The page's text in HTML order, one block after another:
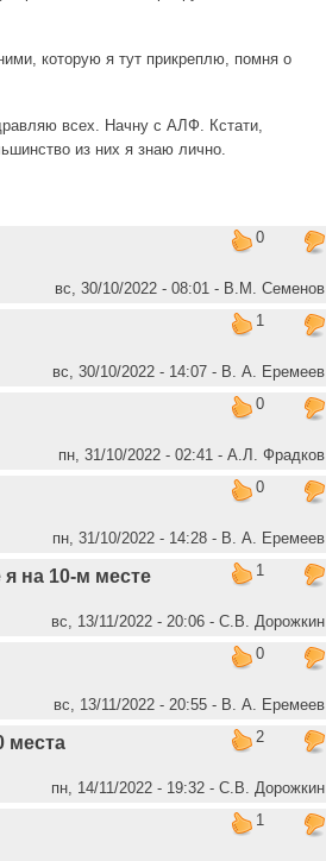
которую я тут прикреплю, помня о
всех. Начну с АЛФ. Кстати,
из них я знаю лично.
0
вс, 30/10/2022 - 08:01 - В.М. Семенов
1
вс, 30/10/2022 - 14:07 - В. А. Еремеев
0
пн, 31/10/2022 - 02:41 - А.Л. Фрадков
0
пн, 31/10/2022 - 14:28 - В. А. Еремеев
1
на 10-м месте
вс, 13/11/2022 - 20:06 - С.В. Дорожкин
0
вс, 13/11/2022 - 20:55 - В. А. Еремеев
2
места
пн, 14/11/2022 - 19:32 - С.В. Дорожкин
1